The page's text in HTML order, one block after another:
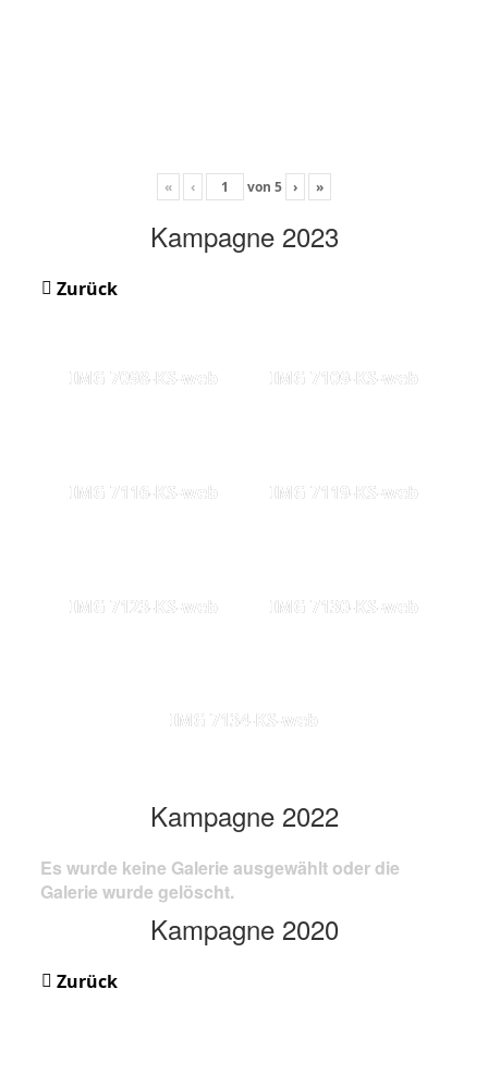
« ‹ von 5 › »
Kampagne 2023
Zurück
IMG 7098-KS-web IMG 7109-KS-web
IMG 7116-KS-web IMG 7119-KS-web
IMG 7123-KS-web IMG 7130-KS-web
IMG 7134-KS-web
Kampagne 2022
Es wurde keine Galerie ausgewählt oder die
Galerie wurde gelöscht.
Kampagne 2020
Zurück